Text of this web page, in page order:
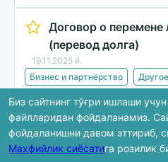
Договор о перемене
(перевод долга)
19.11.2025 й.
Бизнес и партнёрство Другое
Биз сайтнинг тўғри ишлаши
файлларидан фойдаланамиз.
фойдаланишни давом эттириб,
Махфийлик сиёсатига розилик